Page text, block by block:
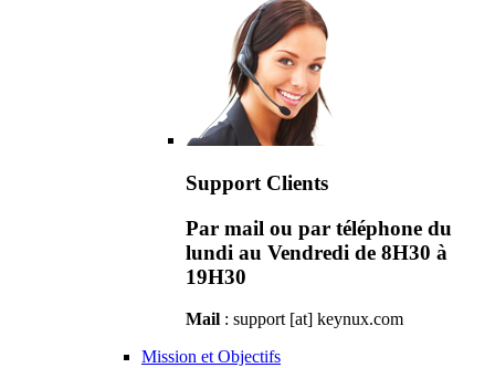
Support Clients
Par mail ou par téléphone du
lundi au Vendredi de 8H30 à
19H30
Mail : support [at] keynux.com
Mission et Objectifs